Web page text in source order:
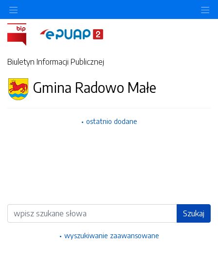
Biuletyn Informacji Publicznej
Gmina Radowo Małe
ostatnio dodane
Wyszukiwarka Szukaj
wyszukiwanie zaawansowane